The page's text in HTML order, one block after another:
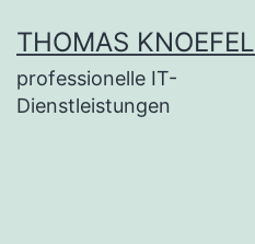
Inhalt
springen
THOMAS KNOEFEL
professionelle IT-
Dienstleistungen